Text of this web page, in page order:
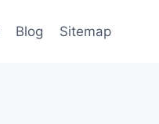
Blog Sitemap